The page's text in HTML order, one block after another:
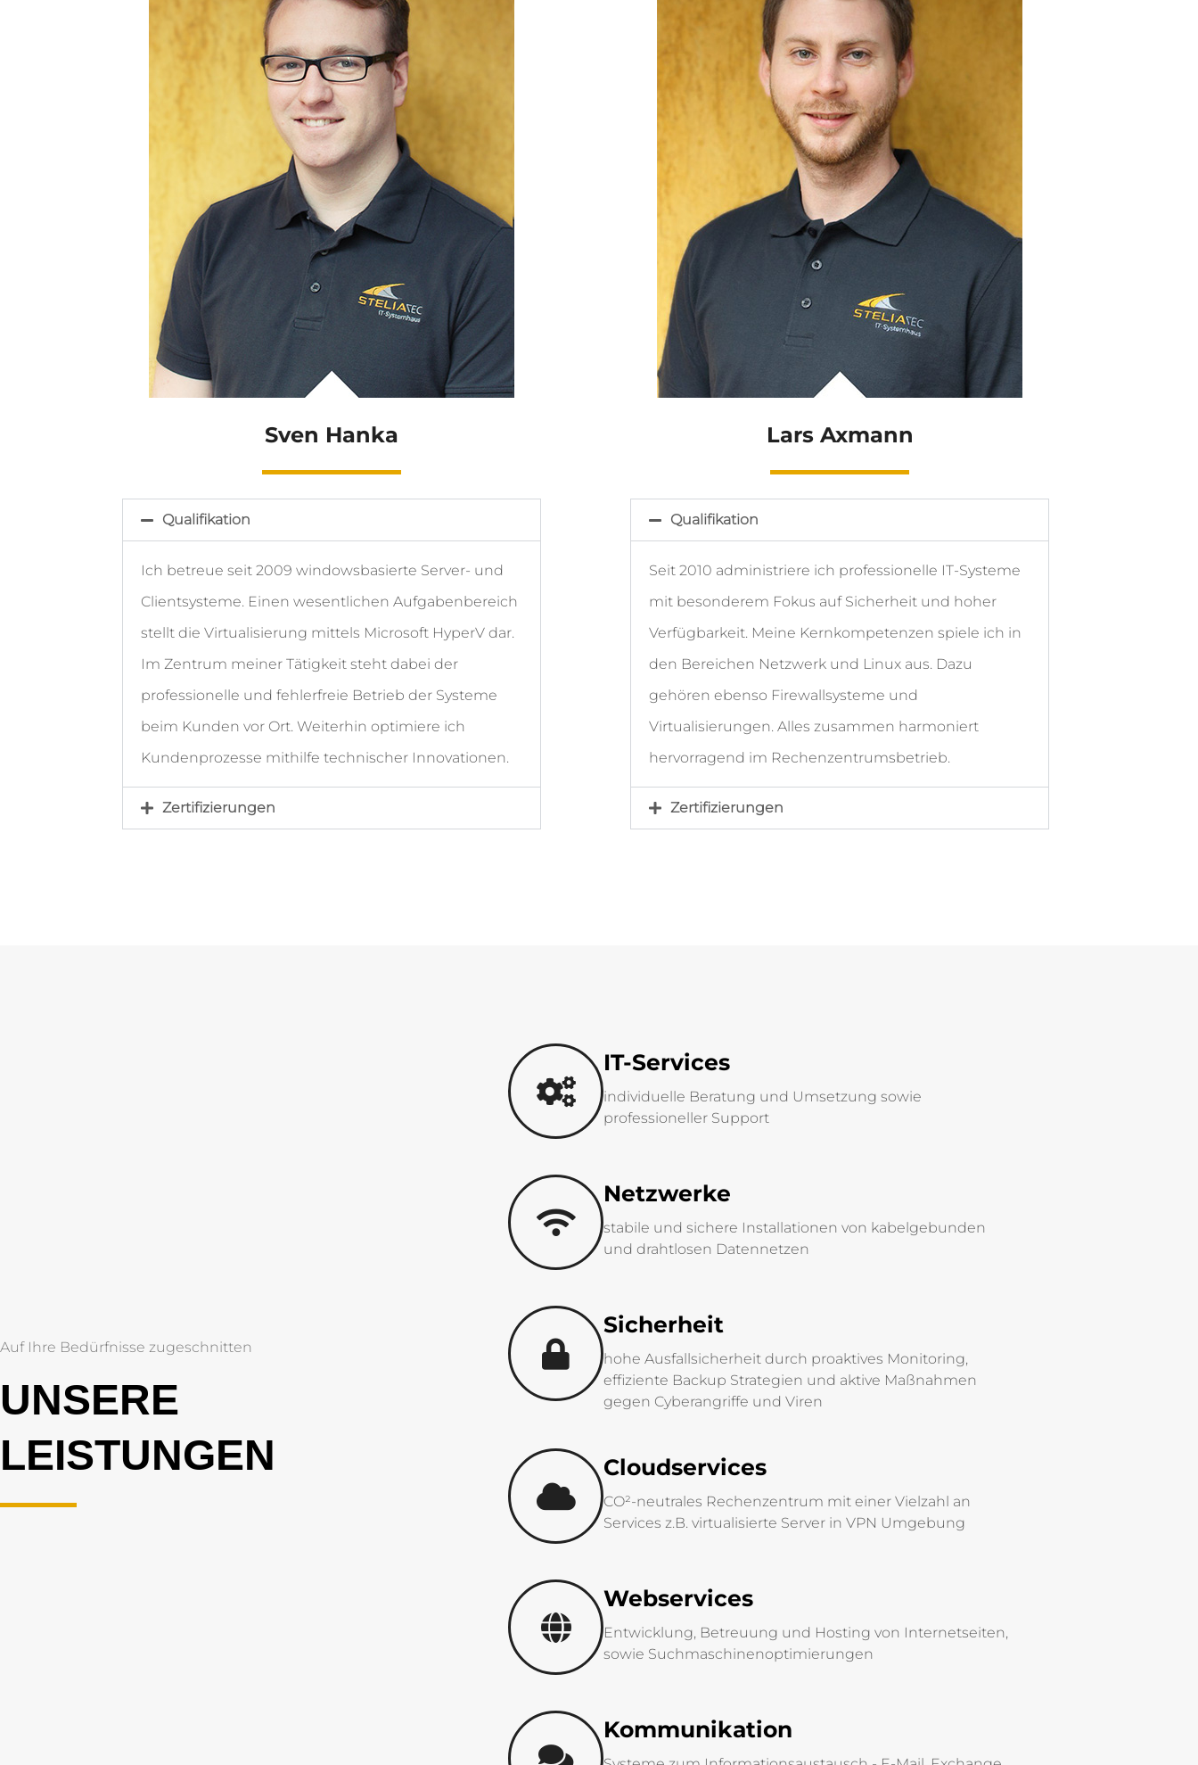
Sven Hanka
Qualifikation
Ich betreue seit 2009 windowsbasierte Server- und
Clientsysteme. Einen wesentlichen Aufgabenbereich
stellt die Virtualisierung mittels Microsoft HyperV dar.
Im Zentrum meiner Tätigkeit steht dabei der
professionelle und fehlerfreie Betrieb der Systeme
beim Kunden vor Ort. Weiterhin optimiere ich
Kundenprozesse mithilfe technischer Innovationen.
Zertifizierungen
Lars Axmann
Qualifikation
Seit 2010 administriere ich professionelle IT-Systeme
mit besonderem Fokus auf Sicherheit und hoher
Verfügbarkeit. Meine Kernkompetenzen spiele ich in
den Bereichen Netzwerk und Linux aus. Dazu
gehören ebenso Firewallsysteme und
Virtualisierungen. Alles zusammen harmoniert
hervorragend im Rechenzentrumsbetrieb.
Zertifizierungen
Auf Ihre Bedürfnisse zugeschnitten
UNSERE
LEISTUNGEN
IT-Services
individuelle Beratung und Umsetzung sowie
professioneller Support
Netzwerke
stabile und sichere Installationen von kabelgebunden
und drahtlosen Datennetzen
Sicherheit
hohe Ausfallsicherheit durch proaktives Monitoring,
effiziente Backup Strategien und aktive Maßnahmen
gegen Cyberangriffe und Viren
Cloudservices
CO²-neutrales Rechenzentrum mit einer Vielzahl an
Services z.B. virtualisierte Server in VPN Umgebung
Webservices
Entwicklung, Betreuung und Hosting von Internetseiten,
sowie Suchmaschinenoptimierungen
Kommunikation